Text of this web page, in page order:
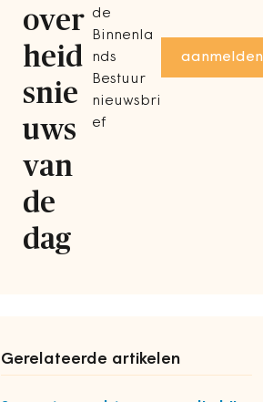
over
heid
snie
uws
van
de
dag
de
Binnenla
nds
Bestuur
nieuwsbri
ef
aanmelden
Gerelateerde artikelen